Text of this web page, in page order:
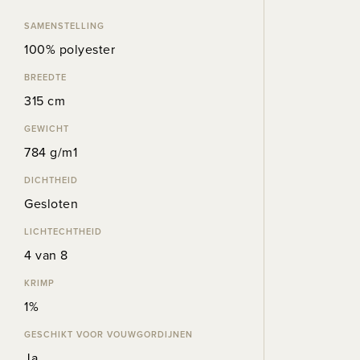
SAMENSTELLING
100% polyester
BREEDTE
315 cm
GEWICHT
784 g/m1
DICHTHEID
Gesloten
LICHTECHTHEID
4 van 8
KRIMP
1%
GESCHIKT VOOR VOUWGORDIJNEN